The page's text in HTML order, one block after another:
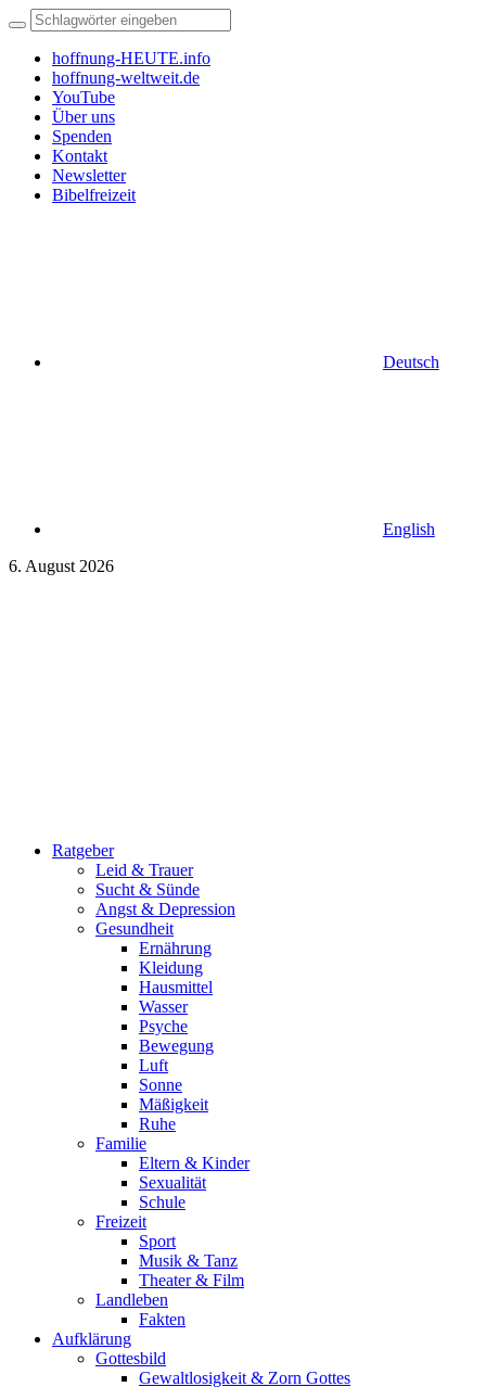
hoffnung-HEUTE.info
hoffnung-weltweit.de
YouTube
Über uns
Spenden
Kontakt
Newsletter
Bibelfreizeit
Deutsch
English
6. August 2026
Ratgeber
Leid & Trauer
Sucht & Sünde
Angst & Depression
Gesundheit
Ernährung
Kleidung
Hausmittel
Wasser
Psyche
Bewegung
Luft
Sonne
Mäßigkeit
Ruhe
Familie
Eltern & Kinder
Sexualität
Schule
Freizeit
Sport
Musik & Tanz
Theater & Film
Landleben
Fakten
Aufklärung
Gottesbild
Gewaltlosigkeit & Zorn Gottes